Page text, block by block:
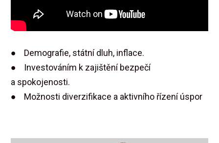
● Demografie, státní dluh, inflace.
● Investováním k zajištění bezpečí
a spokojenosti.
● Možnosti diverzifikace a aktivního řízení úspor